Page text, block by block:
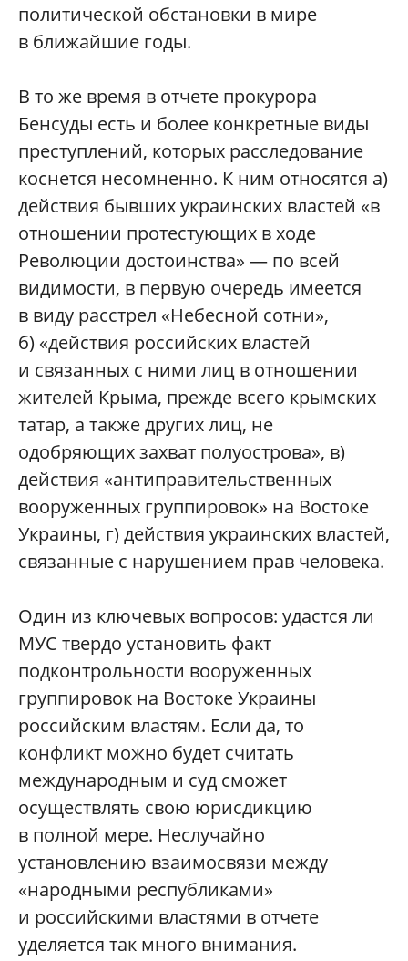
политической обстановки в мире
в ближайшие годы.
В то же время в отчете прокурора
Бенсуды есть и более конкретные виды
преступлений, которых расследование
коснется несомненно. К ним относятся а)
действия бывших украинских властей «в
отношении протестующих в ходе
Революции достоинства» — по всей
видимости, в первую очередь имеется
в виду расстрел «Небесной сотни»,
б) «действия российских властей
и связанных с ними лиц в отношении
жителей Крыма, прежде всего крымских
татар, а также других лиц, не
одобряющих захват полуострова», в)
действия «антиправительственных
вооруженных группировок» на Востоке
Украины, г) действия украинских властей,
связанные с нарушением прав человека.
Один из ключевых вопросов: удастся ли
МУС твердо установить факт
подконтрольности вооруженных
группировок на Востоке Украины
российским властям. Если да, то
конфликт можно будет считать
международным и суд сможет
осуществлять свою юрисдикцию
в полной мере. Неслучайно
установлению взаимосвязи между
«народными республиками»
и российскими властями в отчете
уделяется так много внимания.